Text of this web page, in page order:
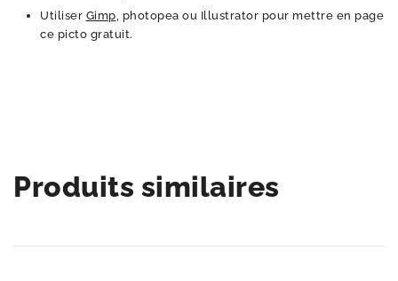
Utiliser Gimp, photopea ou Illustrator pour mettre en page
ce picto gratuit.
Produits similaires